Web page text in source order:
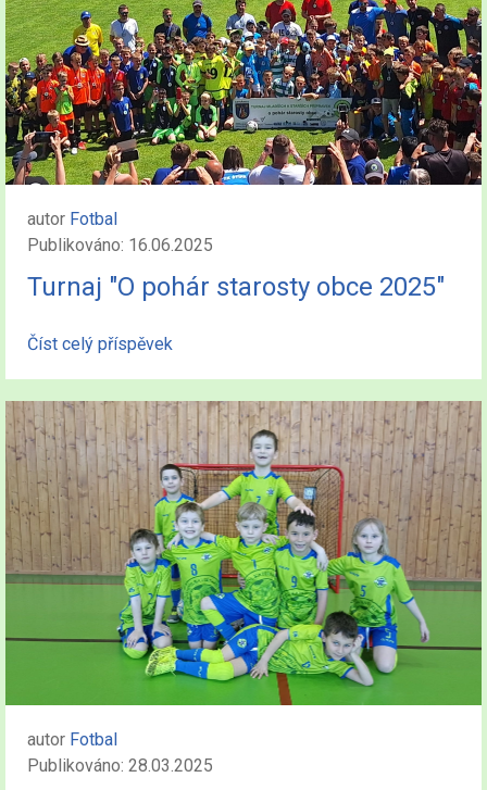
autor Fotbal
Publikováno: 16.06.2025
Turnaj "O pohár starosty obce 2025"
Číst celý příspěvek
autor Fotbal
Publikováno: 28.03.2025